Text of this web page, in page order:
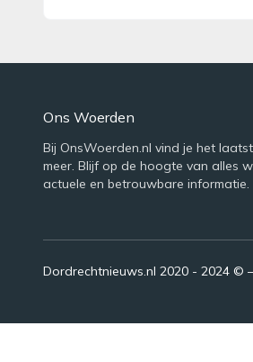
Ons Woerden
Bij OnsWoerden.nl vind je het
meer. Blijf op de hoogte van alles
actuele en betrouwbare informatie.
Dordrechtnieuws.nl 2020 - 2024 ©